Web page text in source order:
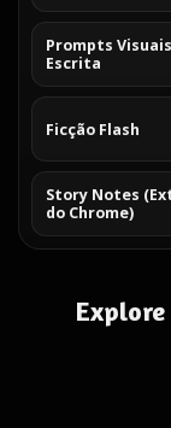
Prompts
Escrita
Ficção Flash
Story Notes
do Chrome)